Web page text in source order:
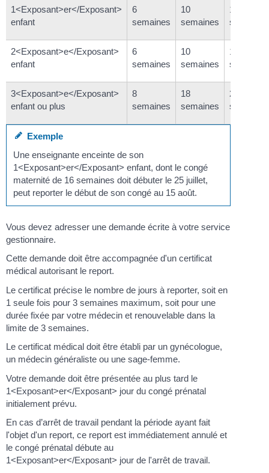
1<Exposant>er</Exposant>
enfant
6
semaines
10
semaines
16
semaines
2<Exposant>e</Exposant>
enfant
6
semaines
10
semaines
16
semaines
3<Exposant>e</Exposant>
enfant ou plus
8
semaines
18
semaines
26
semaines
Exemple
Une enseignante enceinte de son
1<Exposant>er</Exposant> enfant, dont le congé
maternité de 16 semaines doit débuter le 25 juillet,
peut reporter le début de son congé au 15 août.
Vous devez adresser une demande écrite à votre service
gestionnaire.
Cette demande doit être accompagnée d'un certificat
médical autorisant le report.
Le certificat précise le nombre de jours à reporter, soit en
1 seule fois pour 3 semaines maximum, soit pour une
durée fixée par votre médecin et renouvelable dans la
limite de 3 semaines.
Le certificat médical doit être établi par un gynécologue,
un médecin généraliste ou une sage-femme.
Votre demande doit être présentée au plus tard le
1<Exposant>er</Exposant> jour du congé prénatal
initialement prévu.
En cas d’arrêt de travail pendant la période ayant fait
l'objet d'un report, ce report est immédiatement annulé et
le congé prénatal débute au
1<Exposant>er</Exposant> jour de l'arrêt de travail.